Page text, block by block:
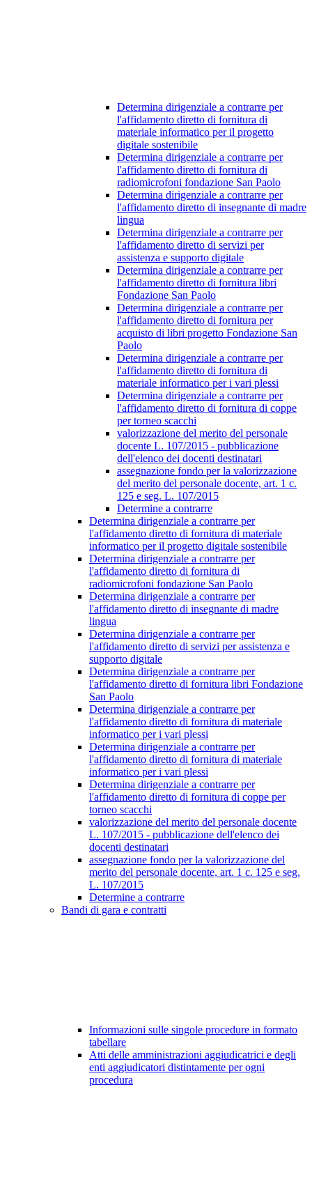
Determina dirigenziale a contrarre per
l'affidamento diretto di fornitura di
materiale informatico per il progetto
digitale sostenibile
Determina dirigenziale a contrarre per
l'affidamento diretto di fornitura di
radiomicrofoni fondazione San Paolo
Determina dirigenziale a contrarre per
l'affidamento diretto di insegnante di madre
lingua
Determina dirigenziale a contrarre per
l'affidamento diretto di servizi per
assistenza e supporto digitale
Determina dirigenziale a contrarre per
l'affidamento diretto di fornitura libri
Fondazione San Paolo
Determina dirigenziale a contrarre per
l'affidamento diretto di fornitura per
acquisto di libri progetto Fondazione San
Paolo
Determina dirigenziale a contrarre per
l'affidamento diretto di fornitura di
materiale informatico per i vari plessi
Determina dirigenziale a contrarre per
l'affidamento diretto di fornitura di coppe
per torneo scacchi
valorizzazione del merito del personale
docente L. 107/2015 - pubblicazione
dell'elenco dei docenti destinatari
assegnazione fondo per la valorizzazione
del merito del personale docente, art. 1 c.
125 e seg. L. 107/2015
Determine a contrarre
Determina dirigenziale a contrarre per
l'affidamento diretto di fornitura di materiale
informatico per il progetto digitale sostenibile
Determina dirigenziale a contrarre per
l'affidamento diretto di fornitura di
radiomicrofoni fondazione San Paolo
Determina dirigenziale a contrarre per
l'affidamento diretto di insegnante di madre
lingua
Determina dirigenziale a contrarre per
l'affidamento diretto di servizi per assistenza e
supporto digitale
Determina dirigenziale a contrarre per
l'affidamento diretto di fornitura libri Fondazione
San Paolo
Determina dirigenziale a contrarre per
l'affidamento diretto di fornitura di materiale
informatico per i vari plessi
Determina dirigenziale a contrarre per
l'affidamento diretto di fornitura di materiale
informatico per i vari plessi
Determina dirigenziale a contrarre per
l'affidamento diretto di fornitura di coppe per
torneo scacchi
valorizzazione del merito del personale docente
L. 107/2015 - pubblicazione dell'elenco dei
docenti destinatari
assegnazione fondo per la valorizzazione del
merito del personale docente, art. 1 c. 125 e seg.
L. 107/2015
Determine a contrarre
Bandi di gara e contratti
Informazioni sulle singole procedure in formato
tabellare
Atti delle amministrazioni aggiudicatrici e degli
enti aggiudicatori distintamente per ogni
procedura